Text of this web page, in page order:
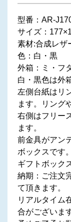
型番：AR-
サイズ：
素材:合成レ
色：白・黒
外箱：ミ・フ
白・黒色は外
左側台紙はリ
ます。リング
右側はフリー
ます。
前金具がアン
ボックスです。
ギフトボック
納期：ご注文
て頂きます。
リアルタイム
合がございま